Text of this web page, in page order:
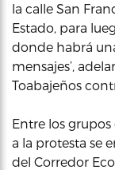
la calle San
Estado, para
donde habrá
mensajes’,
Toabajeños
Entre los
a la protesta se
del Corredor